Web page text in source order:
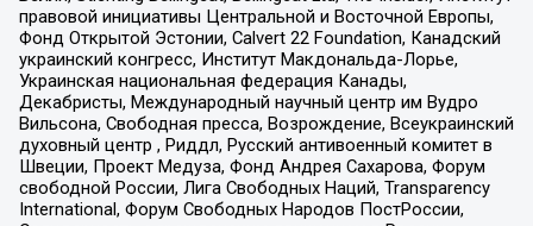
правовой инициативы Центральной и Восточной Европы,
Фонд Открытой Эстонии, Calvert 22 Foundation, Канадский
украинский конгресс, Институт Макдональда-Лорье,
Украинская национальная федерация Канады,
Декабристы, Международный научный центр им Вудро
Вильсона, Свободная пресса, Возрождение, Всеукраинский
духовный центр , Риддл, Русский антивоенный комитет в
Швеции, Проект Медуза, Фонд Андрея Сахарова, Форум
свободной России, Лига Свободных Наций, Transparеncy
International, Форум Свободных Народов ПостРоссии,